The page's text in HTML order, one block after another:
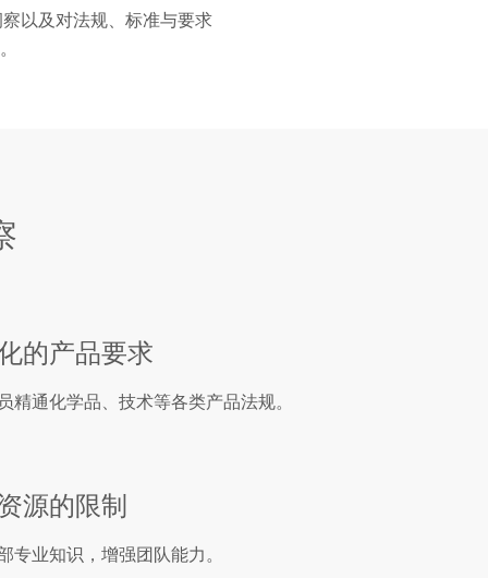
以及对法规、标准与要求
的产品要求
精通化学品、技术等各类产品法规。
源的限制
专业知识，增强团队能力。